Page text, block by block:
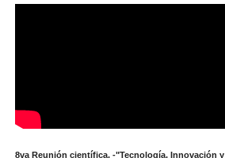
8va Reunión científica. -"Tecnología, Innovación y